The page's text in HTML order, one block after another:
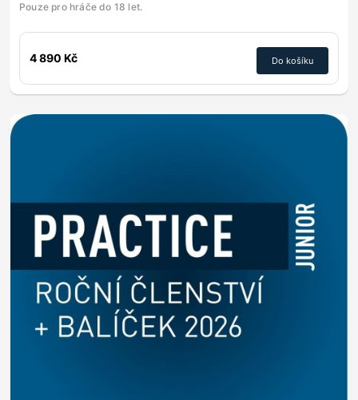
Pouze pro hráče do 18 let.
4 890 Kč Do košíku